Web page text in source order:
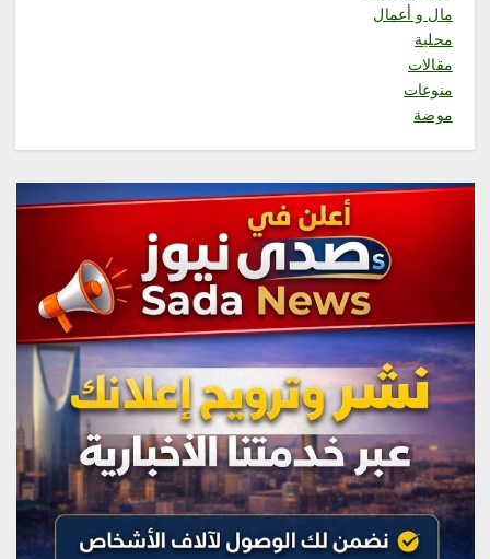
محلية
الجمعة من المسجد الحرام اوصيكم
بنعمه الاخوة فى الدين
أغسطس 7, 2026
مال و أعمال
محلية
مقالات
منوعات
موضة